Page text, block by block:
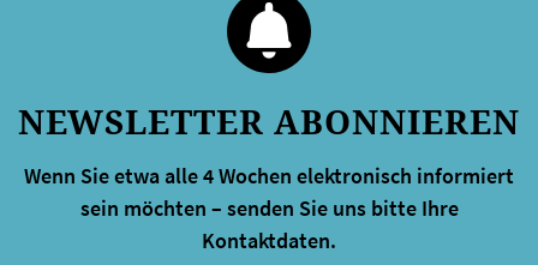
NEWSLETTER ABONNIEREN
Wenn Sie etwa alle 4 Wochen elektronisch informiert
sein möchten – senden Sie uns bitte Ihre
Kontaktdaten.